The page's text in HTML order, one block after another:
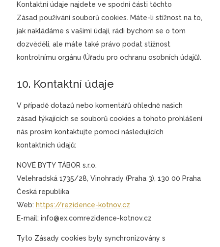
Kontaktní údaje najdete ve spodní části těchto
Zásad používání souborů cookies. Máte-li stížnost na to,
jak nakládáme s vašimi údaji, rádi bychom se o tom
dozvěděli, ale máte také právo podat stížnost
kontrolnímu orgánu (Úřadu pro ochranu osobních údajů).
10. Kontaktní údaje
V případě dotazů nebo komentářů ohledně našich
zásad týkajících se souborů cookies a tohoto prohlášení
nás prosím kontaktujte pomocí následujících
kontaktních údajů:
NOVÉ BYTY TÁBOR s.r.o.
Velehradská 1735/28, Vinohrady (Praha 3), 130 00 Praha
Česká republika
Web: https://rezidence-kotnov.cz
E-mail: info@ex.comrezidence-kotnov.cz
Tyto Zásady cookies byly synchronizovány s